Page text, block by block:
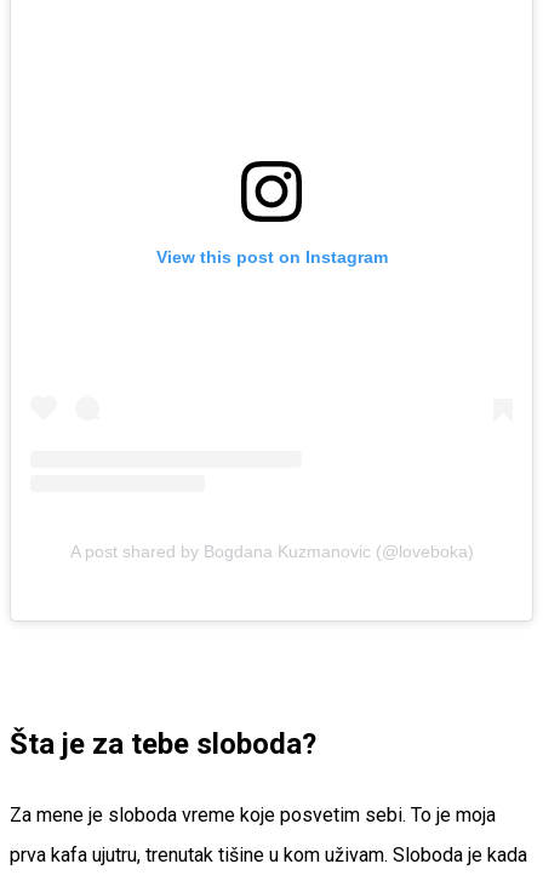
View this post on Instagram
A post shared by Bogdana Kuzmanovic (@loveboka)
Šta je za tebe sloboda?
Za mene je sloboda vreme koje posvetim sebi. To je moja
prva kafa ujutru, trenutak tišine u kom uživam. Sloboda je kada